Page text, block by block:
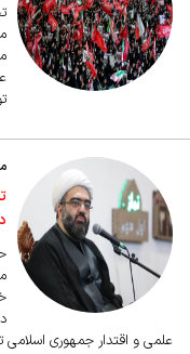
علمی و اقتدار جمهوری اسلامی